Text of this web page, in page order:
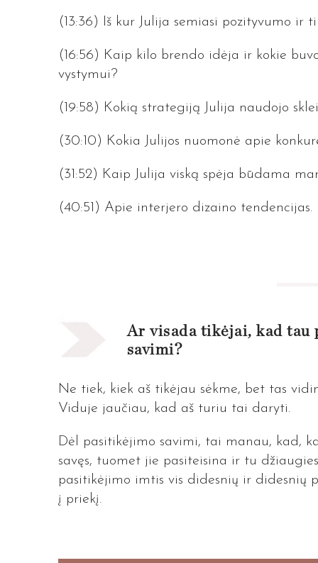
(13:36) Iš kur Julija semiasi pozityvumo ir
(16:56) Kaip kilo brendo idėja ir kokie
vystymui?
(19:58) Kokią strategiją Julija naudojo
(30:10) Kokia Julijos nuomonė apie
(31:52) Kaip Julija viską spėja būdama
(40:51) Apie interjero dizaino tendencijas.
Ar visada tikėjai, kad tau
savimi?
Ne tiek, kiek aš tikėjau sėkme, bet tas
Viduje jaučiau, kad aš turiu tai daryti.
Dėl pasitikėjimo savimi, tai manau, kad,
savęs, tuomet jie pasiteisina ir tu
pasitikėjimo imtis vis didesnių ir
į priekį.